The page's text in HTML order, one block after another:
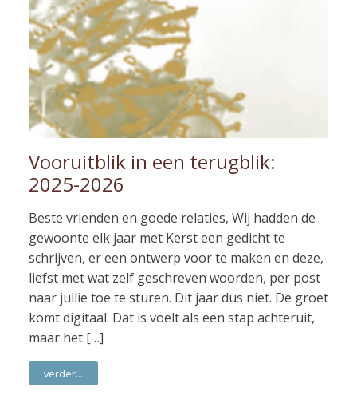
Vooruitblik in een terugblik:
2025-2026
Beste vrienden en goede relaties, Wij hadden de
gewoonte elk jaar met Kerst een gedicht te
schrijven, er een ontwerp voor te maken en deze,
liefst met wat zelf geschreven woorden, per post
naar jullie toe te sturen. Dit jaar dus niet. De groet
komt digitaal. Dat is voelt als een stap achteruit,
maar het […]
verder...